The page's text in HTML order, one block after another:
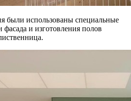
были использованы специальные
и изготовления полов